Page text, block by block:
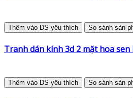
Thêm vào DS yêu thích So sánh sản
Tranh dán kính 3d 2 mặt hoa sen
Thêm vào DS yêu thích So sánh sản